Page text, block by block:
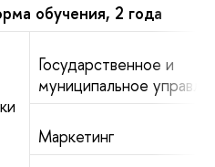
обучения, 2 года
Государственное и
муниципальное
Маркетинг